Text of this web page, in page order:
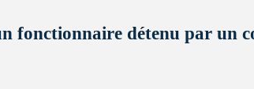
fonctionnaire détenu par un